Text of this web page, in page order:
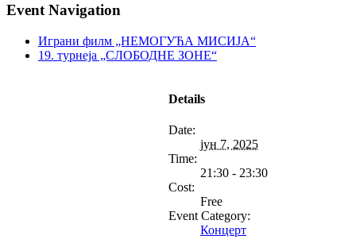
Event Navigation
Играни филм „НЕМОГУЋА МИСИЈА“
19. турнеја „СЛОБОДНЕ ЗОНЕ“
Details
Date:
јун 7, 2025
Time:
21:30 - 23:30
Cost:
Free
Event Category:
Концерт